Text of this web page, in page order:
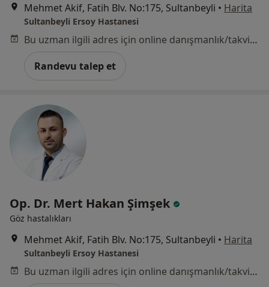
Mehmet Akif, Fatih Blv. No:175, Sultanbeyli • Harita
Sultanbeyli Ersoy Hastanesi
Bu uzman ilgili adres için online danışmanlık/takvim sunmuyor.
Randevu talep et
Op. Dr. Mert Hakan Şimşek
Göz hastalıkları
Mehmet Akif, Fatih Blv. No:175, Sultanbeyli • Harita
Sultanbeyli Ersoy Hastanesi
Bu uzman ilgili adres için online danışmanlık/takvim sunmuyor.